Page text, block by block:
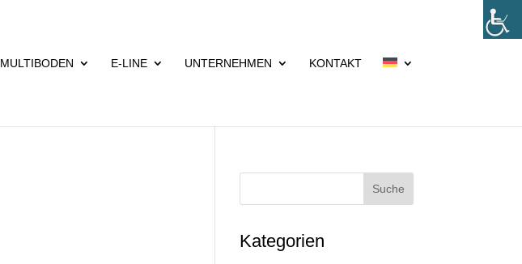
MULTIBODEN E-LINE UNTERNEHMEN KONTAKT
Suche
Kategorien